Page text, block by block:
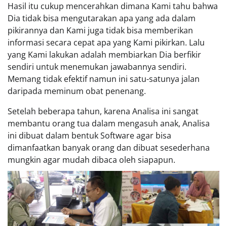
Hasil itu cukup mencerahkan dimana Kami tahu bahwa
Dia tidak bisa mengutarakan apa yang ada dalam
pikirannya dan Kami juga tidak bisa memberikan
informasi secara cepat apa yang Kami pikirkan. Lalu
yang Kami lakukan adalah membiarkan Dia berfikir
sendiri untuk menemukan jawabannya sendiri.
Memang tidak efektif namun ini satu-satunya jalan
daripada meminum obat penenang.
Setelah beberapa tahun, karena Analisa ini sangat
membantu orang tua dalam mengasuh anak, Analisa
ini dibuat dalam bentuk Software agar bisa
dimanfaatkan banyak orang dan dibuat sesederhana
mungkin agar mudah dibaca oleh siapapun.